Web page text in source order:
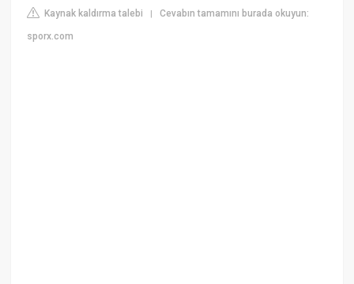
Kaynak kaldırma talebi |Cevabın tamamını burada okuyun:
sporx.com